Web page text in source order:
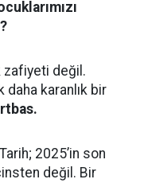
zafiyeti değil.
daha karanlık bir
2025’in son
değil. Bir